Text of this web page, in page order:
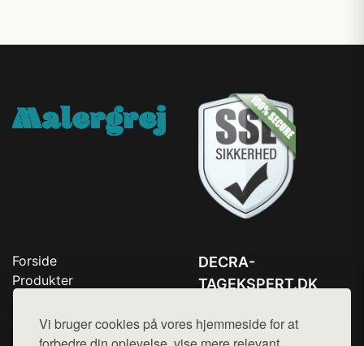
Vi bruger cookies på vores hjemmeside for at
Forside
Produkter
Top Rabatter
Jotun maling
Kontakt
DECRA-
TAGEKSPERT.DK
Mail: hej@want.dk